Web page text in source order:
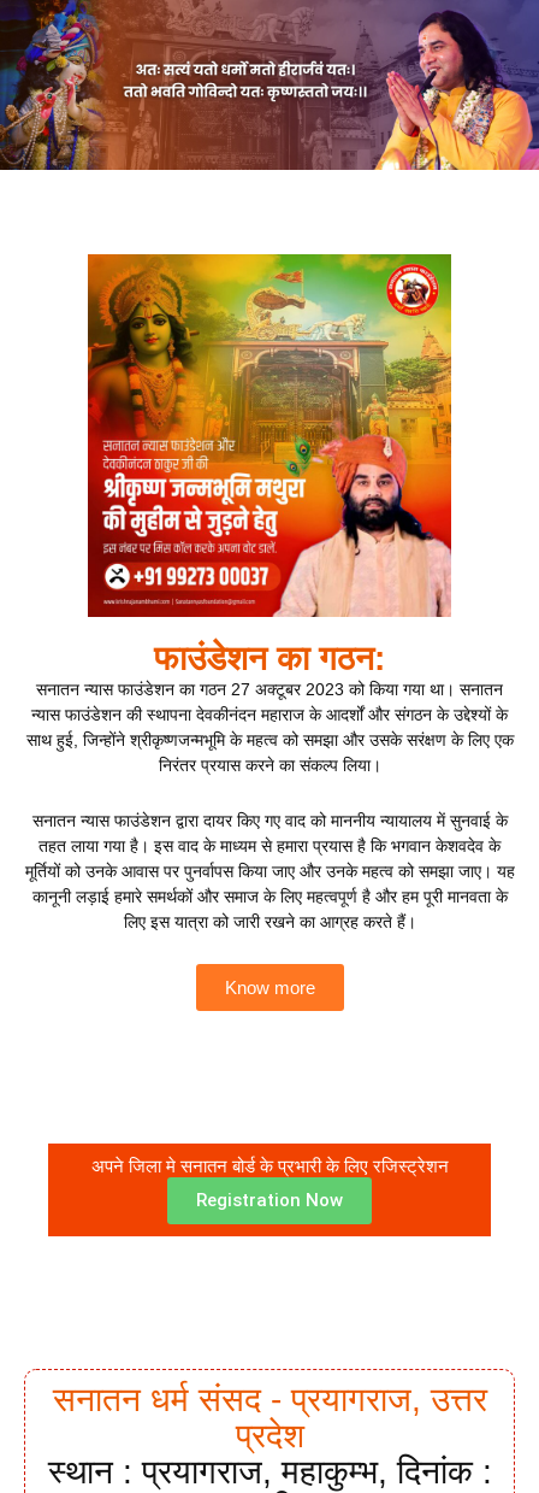
फाउंडेशन का गठन:
सनातन न्यास फाउंडेशन का गठन 27 अक्टूबर 2023 को किया गया था। सनातन
न्यास फाउंडेशन की स्थापना देवकीनंदन महाराज के आदर्शों और संगठन के उद्देश्यों के
साथ हुई, जिन्होंने श्रीकृष्णजन्मभूमि के महत्व को समझा और उसके सरंक्षण के लिए एक
निरंतर प्रयास करने का संकल्प लिया।
सनातन न्यास फाउंडेशन द्वारा दायर किए गए वाद को माननीय न्यायालय में सुनवाई के
तहत लाया गया है। इस वाद के माध्यम से हमारा प्रयास है कि भगवान केशवदेव के
मूर्तियों को उनके आवास पर पुनर्वापस किया जाए और उनके महत्व को समझा जाए। यह
कानूनी लड़ाई हमारे समर्थकों और समाज के लिए महत्वपूर्ण है और हम पूरी मानवता के
लिए इस यात्रा को जारी रखने का आग्रह करते हैं।
Know more
अपने जिला मे सनातन बोर्ड के प्रभारी के लिए रजिस्ट्रेशन
Registration Now
सनातन धर्म संसद - प्रयागराज, उत्तर
प्रदेश
स्थान : प्रयागराज, महाकुम्भ, दिनांक :